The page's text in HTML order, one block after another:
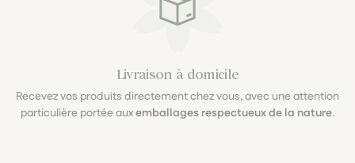
Livraison à domicile
Recevez vos produits directement chez vous, avec une attention
particulière portée auxemballages respectueux de la nature.